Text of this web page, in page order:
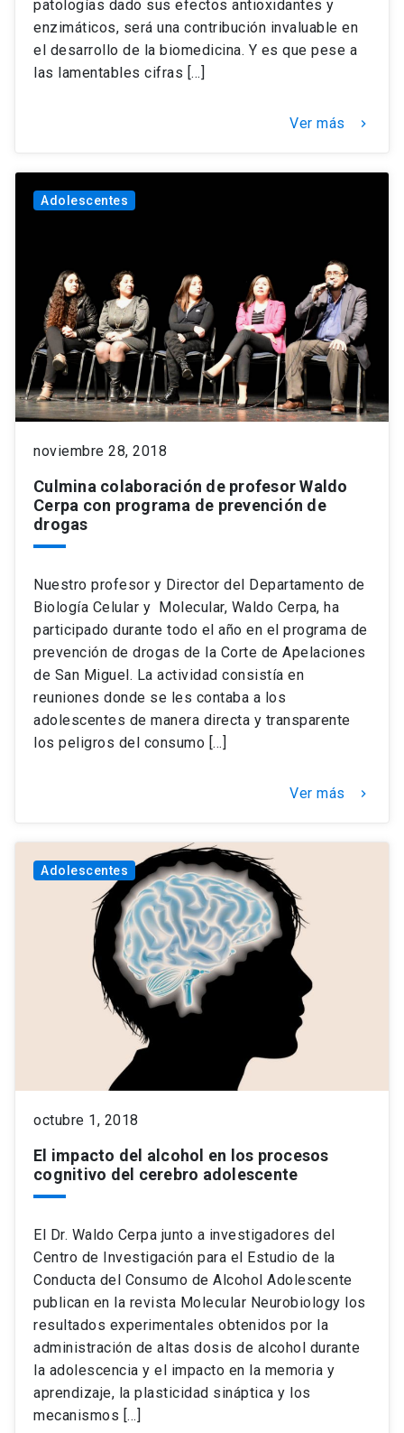
patologías dado sus efectos antioxidantes y
enzimáticos, será una contribución invaluable en
el desarrollo de la biomedicina. Y es que pese a
las lamentables cifras […]
Ver más keyboard_arrow_right
Adolescentes
noviembre 28, 2018
Culmina colaboración de profesor Waldo
Cerpa con programa de prevención de
drogas
Nuestro profesor y Director del Departamento de
Biología Celular y Molecular, Waldo Cerpa, ha
participado durante todo el año en el programa de
prevención de drogas de la Corte de Apelaciones
de San Miguel. La actividad consistía en
reuniones donde se les contaba a los
adolescentes de manera directa y transparente
los peligros del consumo […]
Ver más keyboard_arrow_right
Adolescentes
octubre 1, 2018
El impacto del alcohol en los procesos
cognitivo del cerebro adolescente
El Dr. Waldo Cerpa junto a investigadores del
Centro de Investigación para el Estudio de la
Conducta del Consumo de Alcohol Adolescente
publican en la revista Molecular Neurobiology los
resultados experimentales obtenidos por la
administración de altas dosis de alcohol durante
la adolescencia y el impacto en la memoria y
aprendizaje, la plasticidad sináptica y los
mecanismos […]